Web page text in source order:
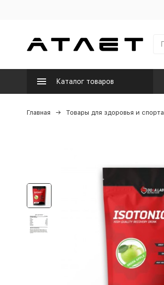
Каталог товаров
Главная Товары для здоровья и спорта